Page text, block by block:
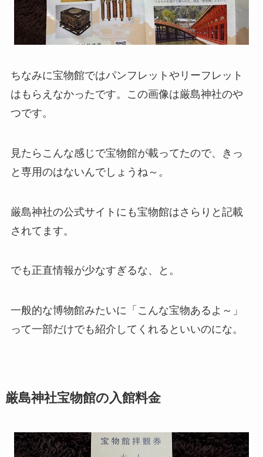
ちなみに宝物館ではパンフレットやリーフレット
はもらえなかったです。この画像は厳島神社のや
つです。
見たらこんな感じで宝物館が載ってたので、きっ
と専用のはないんでしょうね～。
厳島神社の公式サイトにも宝物館はさらりと記載
されてます。
でも正直情報が少なすぎるな、と。
一般的な博物館みたいに「こんな宝物あるよ～」
って一部だけでも紹介してくれるといいのにな。
厳島神社宝物館の入館料金